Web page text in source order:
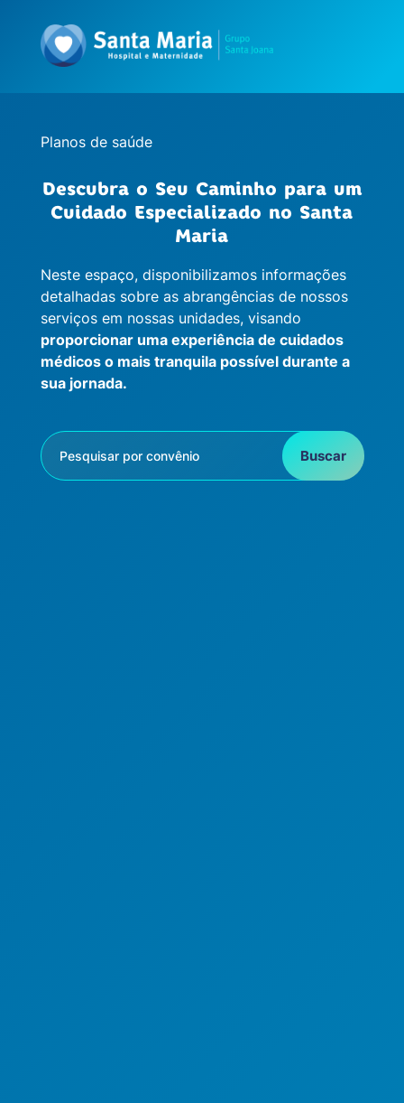
Planos de saúde
Descubra o Seu Caminho para um
Cuidado Especializado no Santa
Maria
Neste espaço, disponibilizamos informações
detalhadas sobre as abrangências de nossos
serviços em nossas unidades, visando
proporcionar uma experiência de cuidados
médicos o mais tranquila possível durante a
sua jornada.
Buscar